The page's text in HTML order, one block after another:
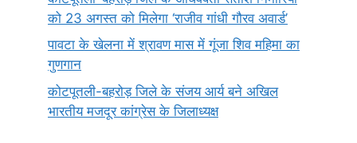
को 23 अगस्त को मिलेगा ‘राजीव गांधी गौरव अवार्ड’
पावटा के खेलना में श्रावण मास में गूंजा शिव महिमा का
गुणगान
कोटपूतली-बहरोड़ जिले के संजय आर्य बने अखिल
भारतीय मजदूर कांग्रेस के जिलाध्यक्ष